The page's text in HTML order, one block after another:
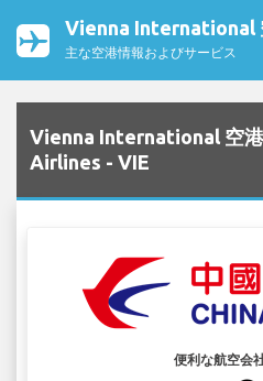
Vienna International
主な空港情報およびサービス
Vienna International 空
Airlines - VIE
便利な航空会